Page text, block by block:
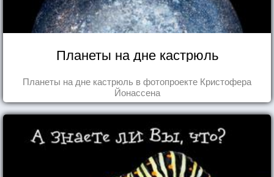
Планеты на дне кастрюль
Планеты на дне кастрюль в фотопроекте Кристофера
Йонассена